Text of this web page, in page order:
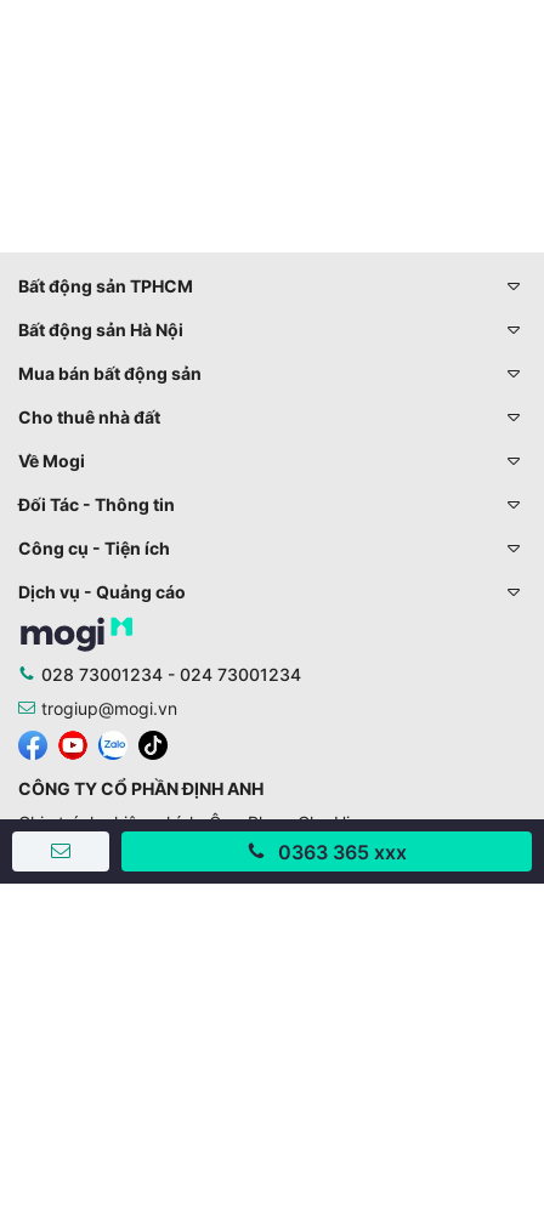
0363 365 xxx
Bất động sản TPHCM
Bất động sản Hà Nội
Mua bán bất động sản
Cho thuê nhà đất
Về Mogi
Đối Tác - Thông tin
Công cụ - Tiện ích
Dịch vụ - Quảng cáo
028 73001234 - 024 73001234
trogiup@mogi.vn
CÔNG TY CỔ PHẦN ĐỊNH ANH
Chịu trách nhiệm chính: Ông Phạm Chu Hi
Giấy phép số: 429/GP-BTTTT do Bộ TTTT cấp ngày
11/10/2019